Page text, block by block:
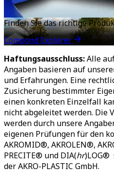
Finden Sie das richtige
Compond Explorer
Haftungsausschluss:Alle
Angaben basieren auf
und Erfahrungen. Eine
Zusicherung bestimmter
einen konkreten Einzelfall
nicht abgeleitet werden. Die
werden durch unsere
eigenen Prüfungen für den
AKROMID®, AKROLEN®,
PRECITE® und DIA(hr)LOG®
der AKRO-PLASTIC GmbH.